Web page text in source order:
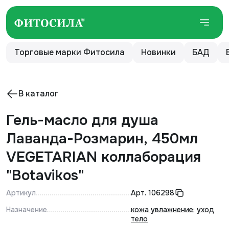
Торговые марки Фитосила Новинки БАД
В каталог
Гель-масло для душа
Лаванда-Розмарин, 450мл
VEGETARIAN коллаборация
"Botavikos"
Артикул Арт. 106298
Назначение
кожа увлажнение; уход
тело